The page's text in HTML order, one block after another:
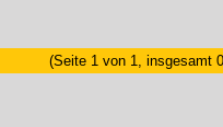
(Seite 1 von 1, insgesamt